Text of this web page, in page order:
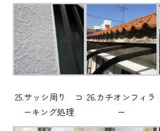
25.サッシ周り コ
ーキング処理
26.カチオンフィラ
ー